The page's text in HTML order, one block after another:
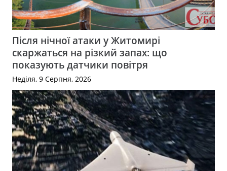
Після нічної атаки у Житомирі
скаржаться на різкий запах: що
показують датчики повітря
Неділя, 9 Серпня, 2026